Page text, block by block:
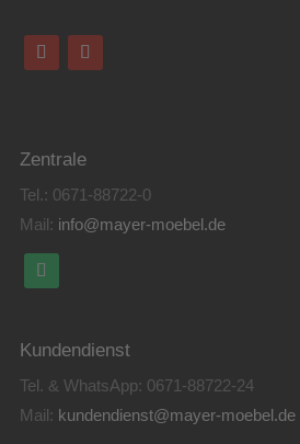
Zentrale
Tel.: 0671-88722-0
Mail: info@mayer-moebel.de
Kundendienst
Tel. & WhatsApp: 0671-88722-24
Mail: kundendienst@mayer-moebel.de